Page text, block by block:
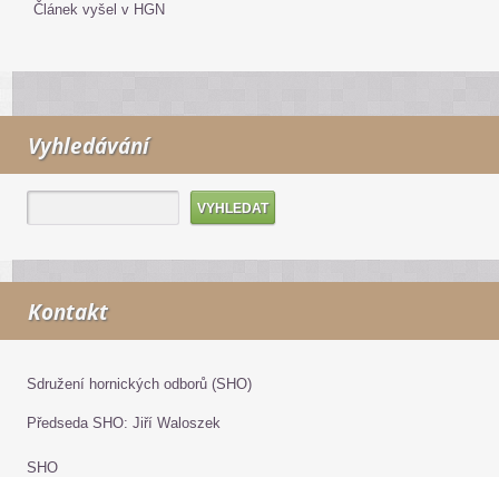
Článek vyšel v HGN
Vyhledávání
Kontakt
Sdružení hornických odborů (SHO)
Předseda SHO: Jiří Waloszek
SHO